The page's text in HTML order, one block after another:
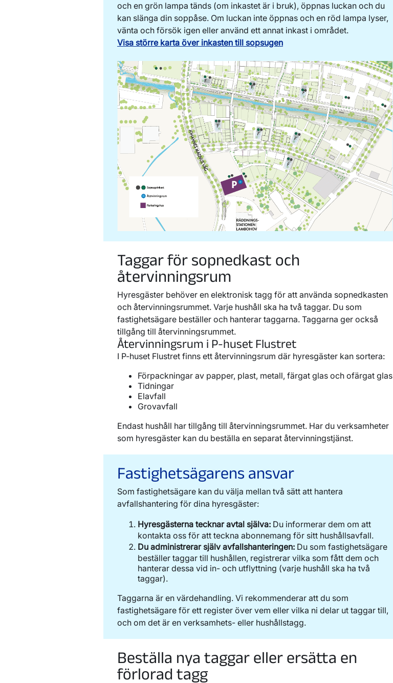
och en grön lampa tänds (om inkastet är i bruk), öppnas luckan och du
kan slänga din soppåse. Om luckan inte öppnas och en röd lampa lyser,
vänta och försök igen eller använd ett annat inkast i området.
Visa större karta över inkasten till sopsugen
Taggar för sopnedkast och
återvinningsrum
Hyresgäster behöver en elektronisk tagg för att använda sopnedkasten
och återvinningsrummet. Varje hushåll ska ha två taggar. Du som
fastighetsägare beställer och hanterar taggarna. Taggarna ger också
tillgång till återvinningsrummet.
Återvinningsrum i P-huset Flustret
I P-huset Flustret finns ett återvinningsrum där hyresgäster kan sortera:
Förpackningar av papper, plast, metall, färgat glas och ofärgat glas
Tidningar
Elavfall
Grovavfall
Endast hushåll har tillgång till återvinningsrummet. Har du verksamheter
som hyresgäster kan du beställa en separat återvinningstjänst.
Fastighetsägarens ansvar
Som fastighetsägare kan du välja mellan två sätt att hantera
avfallshantering för dina hyresgäster:
Hyresgästerna tecknar avtal själva: Du informerar dem om att
kontakta oss för att teckna abonnemang för sitt hushållsavfall.
Du administrerar själv avfallshanteringen: Du som fastighetsägare
beställer taggar till hushållen, registrerar vilka som fått dem och
hanterar dessa vid in- och utflyttning (varje hushåll ska ha två
taggar).
Taggarna är en värdehandling. Vi rekommenderar att du som
fastighetsägare för ett register över vem eller vilka ni delar ut taggar till,
och om det är en verksamhets- eller hushållstagg.
Beställa nya taggar eller ersätta en
förlorad tagg